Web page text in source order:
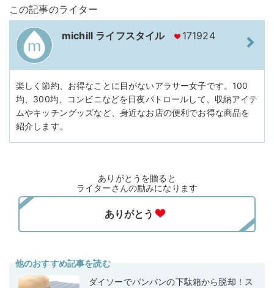
この記事のライター
michill ライフスタイル 171924
楽しく節約、お得なことに目がないアラサー女子です。100
均、300均、コンビニなどを日夜パトロールして、収納アイテ
ムやキッチングッズなど、身近なお店の便利でお得な商品を
紹介します。
ありがとうを贈ると
ライターさんの励みになります
他のおすすめ記事を読む
ダイソーでパンパンの下駄箱から脱却！ス